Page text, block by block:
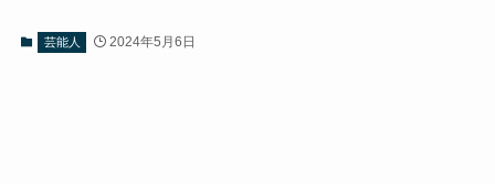
芸能人 2024年5月6日